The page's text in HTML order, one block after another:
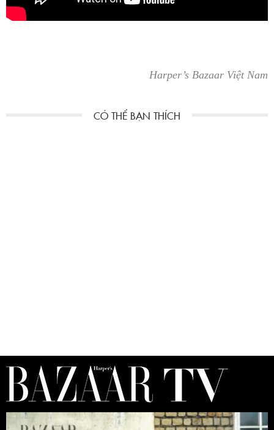
Harper’s Bazaar Việt Nam